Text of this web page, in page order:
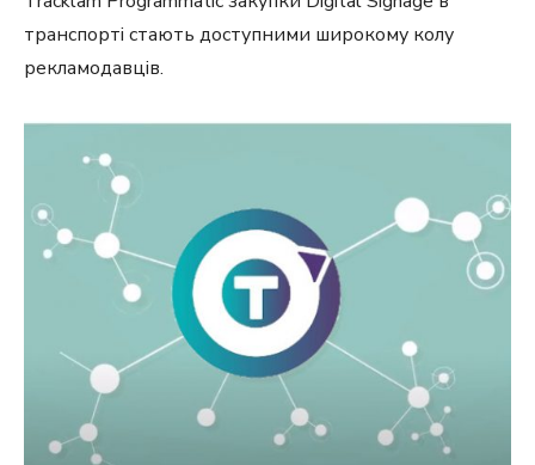
транспорті стають доступними широкому колу
рекламодавців.